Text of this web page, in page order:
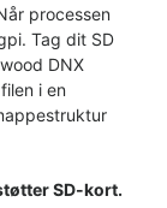
processen
Tag dit SD
DNX
i en
SD-kort.